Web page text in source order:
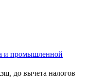
и промышленной
до вычета налогов